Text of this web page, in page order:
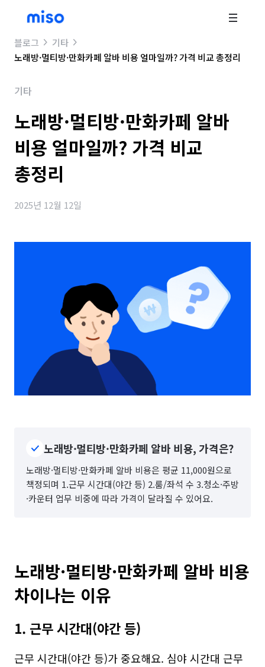
블로그
기타
노래방·멀티방·만화카페 알바 비용 얼마일까? 가격 비교 총정리
기타
노래방·멀티방·만화카페 알바
비용 얼마일까? 가격 비교
총정리
2025년 12월 12일
노래방·멀티방·만화카페 알바 비용, 가격은?
노래방·멀티방·만화카페 알바 비용은 평균 11,000원으로
책정되며 1.근무 시간대(야간 등) 2.룸/좌석 수 3.청소·주방
·카운터 업무 비중에 따라 가격이 달라질 수 있어요.
노래방·멀티방·만화카페 알바 비용
차이나는 이유
1. 근무 시간대(야간 등)
근무 시간대(야간 등)가 중요해요. 심야 시간대 근무